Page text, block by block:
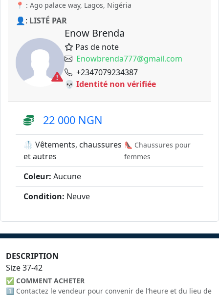
📍 : Ago palace way, Lagos, Nigéria
👤: LISTÉ PAR
Enow Brenda
Pas de note
Enowbrenda777@gmail.com
+2347079234387
💀 Identité non vérifiée
22 000 NGN
🥼 Vêtements, chaussures
et autres
👠 Chaussures pour
femmes
Coleur: Aucune
Condition: Neuve
DESCRIPTION
Size 37-42
✅ COMMENT ACHETER
1️⃣ Contactez le vendeur pour convenir de l’heure et du lieu de